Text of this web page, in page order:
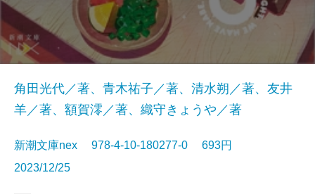
角田光代／著、青木祐子／著、清水朔／著、友井
羊／著、額賀澪／著、織守きょうや／著
新潮文庫nex 978-4-10-180277-0 693円
2023/12/25